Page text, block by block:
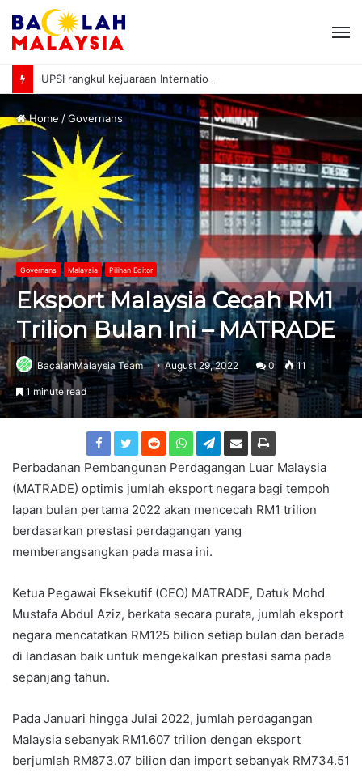
Home /Governans
Governans Malaysia Pilihan Editor
Eksport Malaysia Cecah RM1
Trilion Bulan Ini – MATRADE
BacalahMalaysia Team August 29, 2022 0 11
1 minute read
Perbadanan Pembangunan Perdagangan Luar Malaysia
(MATRADE) optimis jumlah eksport negara bagi tempoh
lapan bulan pertama 2022 akan mencecah RM1 trilion
berdasarkan prestasi perdagangan yang
memberangsangkan pada masa ini.
Ketua Pegawai Eksekutif (CEO) MATRADE, Datuk Mohd
Mustafa Abdul Aziz, berkata secara purata, jumlah eksport
negara mencatatkan RM125 bilion setiap bulan dan berada
di landasan baik untuk mengekalkan prestasi sama pada
sepanjang tahun.
Pada Januari hingga Julai 2022, jumlah perdagangan
Malaysia sebanyak RM1.607 trilion dengan eksport
berjumlah RM873.07 bilion dan import sebanyak RM734.51